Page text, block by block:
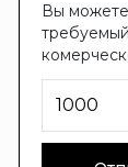
Вы можете